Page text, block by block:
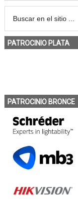
PATROCINIO PLATA
PATROCINIO BRONCE